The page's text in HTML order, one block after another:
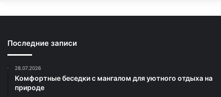
Последние записи
28.07.2026
Комфортные беседки с мангалом для уютного отдыха на
природе